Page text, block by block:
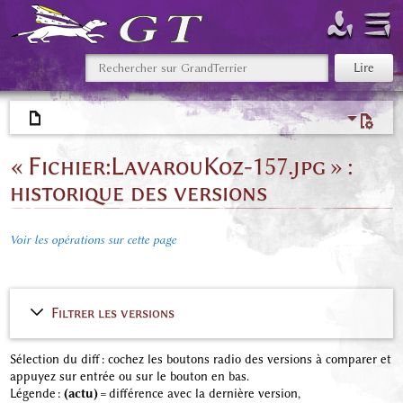
« Fichier:LavarouKoz-157.jpg » :
historique des versions
Voir les opérations sur cette page
Filtrer les versions
Sélection du diff : cochez les boutons radio des versions à comparer et
appuyez sur entrée ou sur le bouton en bas.
Légende : (actu)= différence avec la dernière version,